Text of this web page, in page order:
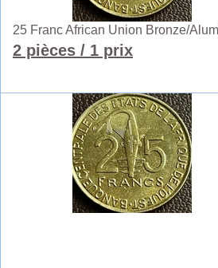
25 Franc African Union Bronze/
2 pièces / 1 prix